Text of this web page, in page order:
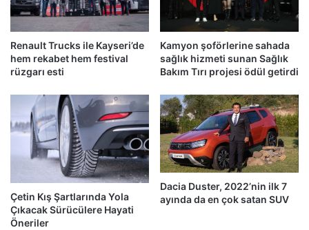
Renault Trucks ile Kayseri’de
hem rekabet hem festival
rüzgarı esti
Kamyon şoförlerine sahada
sağlık hizmeti sunan Sağlık
Bakım Tırı projesi ödül getirdi
Çetin Kış Şartlarında Yola
Çıkacak Sürücülere Hayati
Öneriler
Dacia Duster, 2022’nin ilk 7
ayında da en çok satan SUV